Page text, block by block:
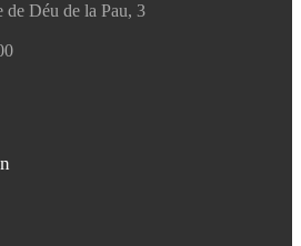
de Déu de la Pau, 3